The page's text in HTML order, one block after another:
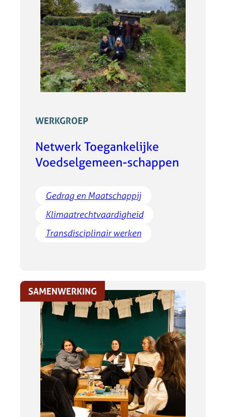
WERKGROEP
Netwerk Toegankelijke
Voedselgemeen-schappen
Gedrag en Maatschappij
Klimaatrechtvaardigheid
Transdisciplinair werken
SAMENWERKING